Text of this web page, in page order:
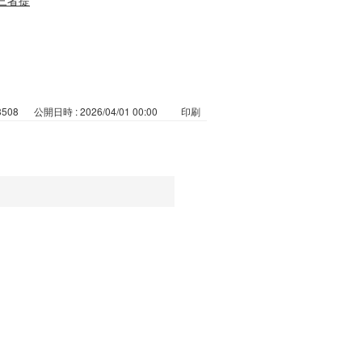
公開日時 : 2026/04/01 00:00 印刷